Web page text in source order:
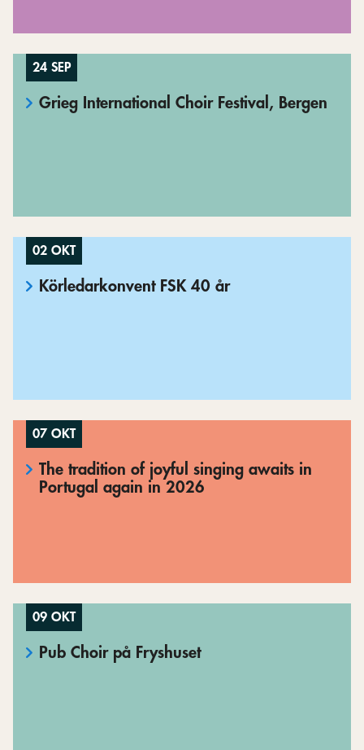
24 SEP
Grieg International Choir Festival, Bergen
02 OKT
Körledarkonvent FSK 40 år
07 OKT
The tradition of joyful singing awaits in
Portugal again in 2026
09 OKT
Pub Choir på Fryshuset